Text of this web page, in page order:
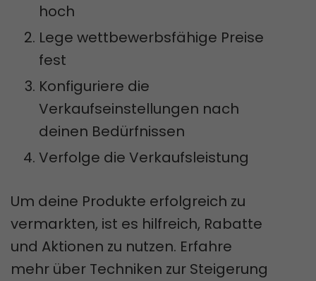
hoch
Lege wettbewerbsfähige Preise
fest
Konfiguriere die
Verkaufseinstellungen nach
deinen Bedürfnissen
Verfolge die Verkaufsleistung
Um deine Produkte erfolgreich zu
vermarkten, ist es hilfreich, Rabatte
und Aktionen zu nutzen. Erfahre
mehr über Techniken zur Steigerung